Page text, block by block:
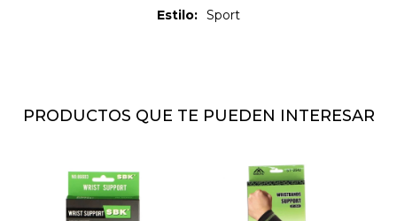
Estilo
Sport
PRODUCTOS QUE TE PUEDEN INTERESAR